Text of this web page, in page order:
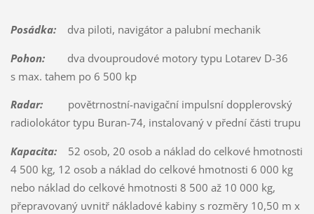
Posádka:dva piloti, navigátor a palubní mechanik
Pohon:dva dvouproudové motory typu Lotarev D-36
s max. tahem po 6 500 kp
Radar:povětrnostní-navigační impulsní dopplerovský
radiolokátor typu Buran-74, instalovaný v přední části trupu
Kapacita:52 osob, 20 osob a náklad do celkové hmotnosti
4 500 kg, 12 osob a náklad do celkové hmotnosti 6 000 kg
nebo náklad do celkové hmotnosti 8 500 až 10 000 kg,
přepravovaný uvnitř nákladové kabiny s rozměry 10,50 m x